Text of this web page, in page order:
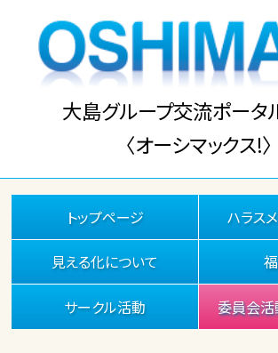
大島グループ交流ポータ
〈オーシマックス!〉
トップページ ハラス
見える化について
サークル活動 委員会活